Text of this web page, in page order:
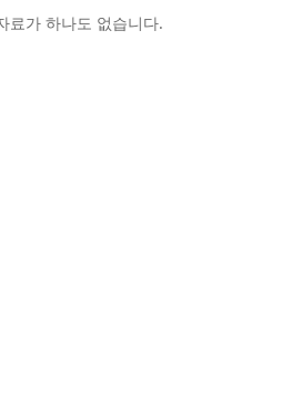
료가 하나도 없습니다.